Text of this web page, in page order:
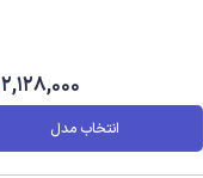
2,128,000
انتخاب مدل